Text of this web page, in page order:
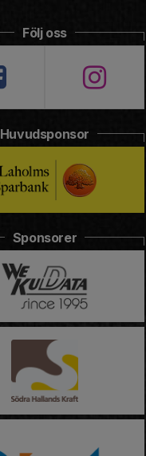
Följ oss
Huvudsponsor
Sponsorer